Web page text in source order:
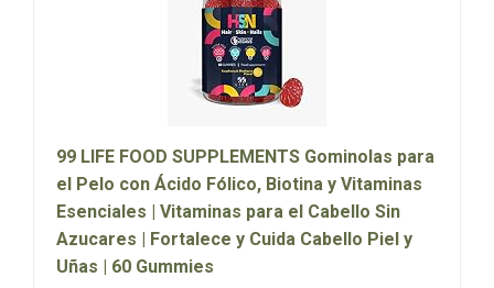
99 LIFE FOOD SUPPLEMENTS Gominolas para
el Pelo con Ácido Fólico, Biotina y Vitaminas
Esenciales | Vitaminas para el Cabello Sin
Azucares | Fortalece y Cuida Cabello Piel y
Uñas | 60 Gummies